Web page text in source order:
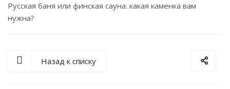
Русская баня или финская сауна: какая каменка вам
нужна?
Назад к списку